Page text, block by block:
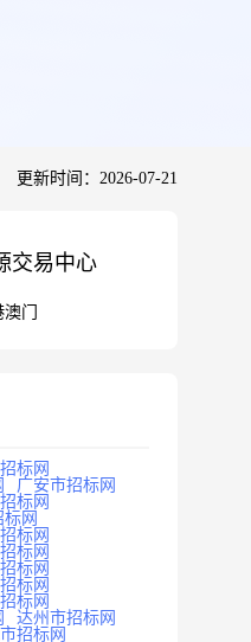
更新时间：2026-07-21
交易中心
澳门
标网
广安市招标网
标网
网
标网
标网
标网
标网
标网
达州市招标网
招标网